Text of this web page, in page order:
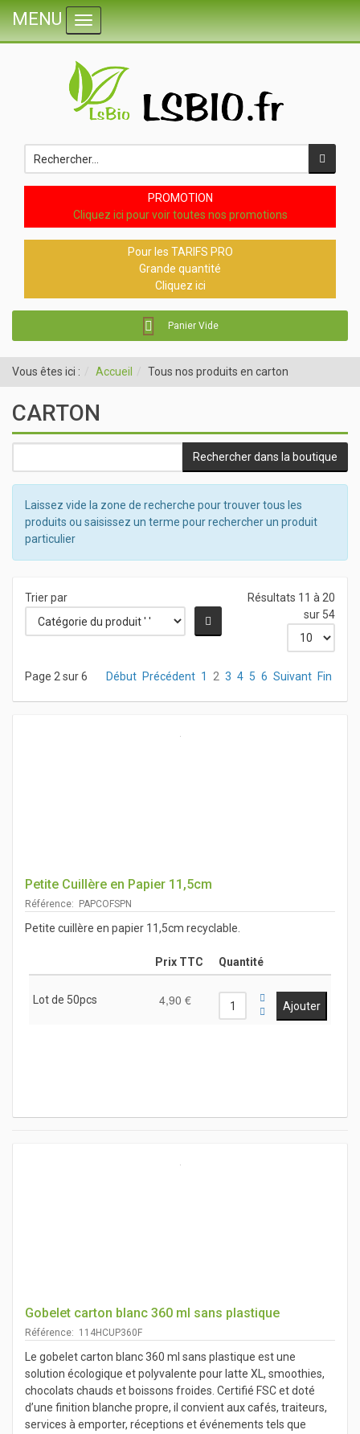
PROMOTION
Cliquez ici pour voir toutes nos promotions
Pour les TARIFS PRO
Grande quantité
Cliquez ici
Panier Vide
MENU Toggle navigation
Vous êtes ici : Accueil Tous nos produits en carton
CARTON
Laissez vide la zone de recherche pour trouver tous les
produits ou saisissez un terme pour rechercher un produit
particulier
Trier par
Résultats 11 à 20
sur 54
Début Précédent 1 2 3 4 5 6 Suivant Fin
Page 2 sur 6
Petite Cuillère en Papier 11,5cm
Référence: PAPCOFSPN
Petite cuillère en papier 11,5cm recyclable.
Prix TTC Quantité
Lot de 50pcs 4,90 €
Gobelet carton blanc 360 ml sans plastique
Référence: 114HCUP360F
Le gobelet carton blanc 360 ml sans plastique est une
solution écologique et polyvalente pour latte XL, smoothies,
chocolats chauds et boissons froides. Certifié FSC et doté
d’une finition blanche propre, il convient aux cafés, traiteurs,
services à emporter, réceptions et événements tels que